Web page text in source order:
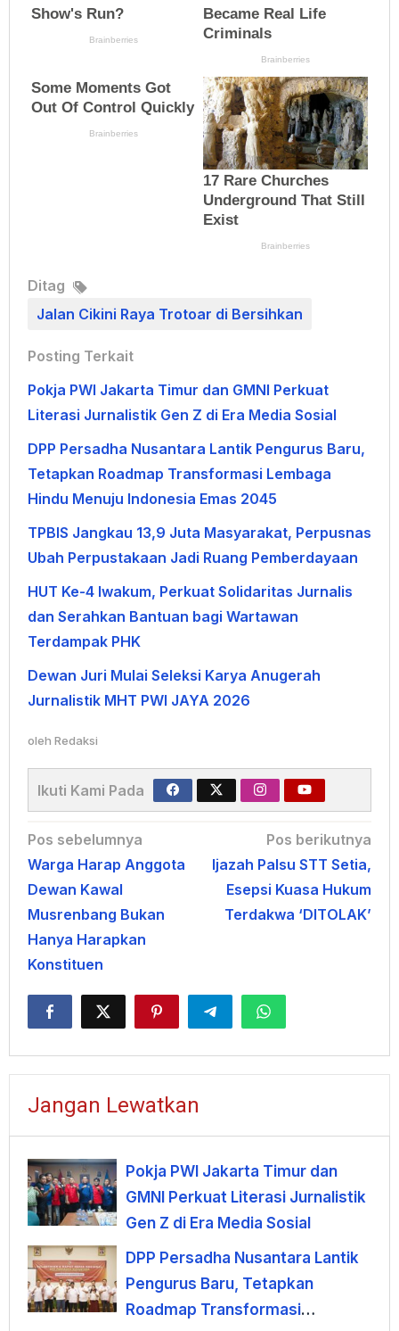
Ditag
Jalan Cikini Raya Trotoar di Bersihkan
Posting Terkait
Pokja PWI Jakarta Timur dan GMNI Perkuat
Literasi Jurnalistik Gen Z di Era Media Sosial
DPP Persadha Nusantara Lantik Pengurus Baru,
Tetapkan Roadmap Transformasi Lembaga
Hindu Menuju Indonesia Emas 2045
TPBIS Jangkau 13,9 Juta Masyarakat, Perpusnas
Ubah Perpustakaan Jadi Ruang Pemberdayaan
HUT Ke-4 Iwakum, Perkuat Solidaritas Jurnalis
dan Serahkan Bantuan bagi Wartawan
Terdampak PHK
Dewan Juri Mulai Seleksi Karya Anugerah
Jurnalistik MHT PWI JAYA 2026
oleh Redaksi
Ikuti Kami Pada
Navigasi
pos
Pos sebelumnya
Warga Harap Anggota
Dewan Kawal
Musrenbang Bukan
Hanya Harapkan
Konstituen
Pos berikutnya
Ijazah Palsu STT Setia,
Esepsi Kuasa Hukum
Terdakwa ‘DITOLAK’
Jangan Lewatkan
Pokja PWI Jakarta Timur dan
GMNI Perkuat Literasi Jurnalistik
Gen Z di Era Media Sosial
DPP Persadha Nusantara Lantik
Pengurus Baru, Tetapkan
Roadmap Transformasi